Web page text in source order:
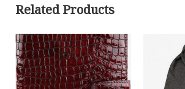
Related Products